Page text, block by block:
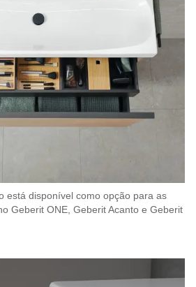
está disponível como opção para as
Geberit ONE, Geberit Acanto e Geberit